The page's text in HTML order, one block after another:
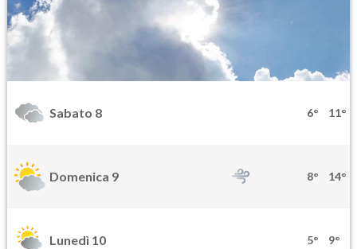
Sabato 8 6° 11°
Domenica 9 8° 14°
Lunedì 10 5° 9°